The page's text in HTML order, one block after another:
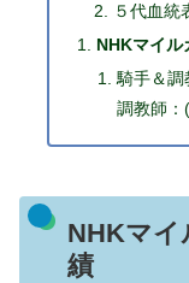
５代血
NHKマイ
騎手＆調
調教師
NHKマ
績